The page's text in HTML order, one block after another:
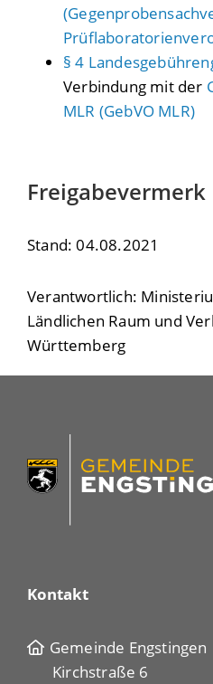
§ 4
Verbindung mit der
MLR (GebVO MLR)
Freigabevermerk
Stand: 04.08.2021
Verantwortlich:
Ländlichen Raum und
Württemberg
Kontakt
Gemeinde Engstingen
Kirchstraße 6